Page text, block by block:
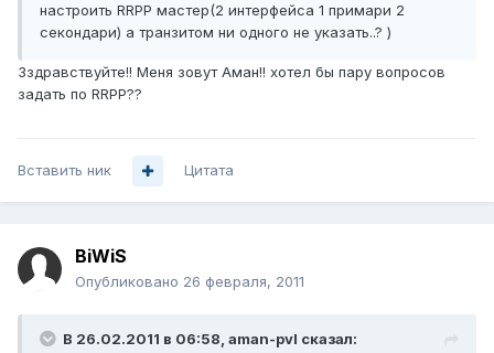
настроить RRPP мастер(2 интерфейса 1 примари 2
секондари) а транзитом ни одного не указать..? )
Зздравствуйте!! Меня зовут Аман!! хотел бы пару вопросов
задать по RRPP??
Вставить ник Цитата
BiWiS
Опубликовано 26 февраля, 2011
В 26.02.2011 в 06:58, aman-pvl сказал: